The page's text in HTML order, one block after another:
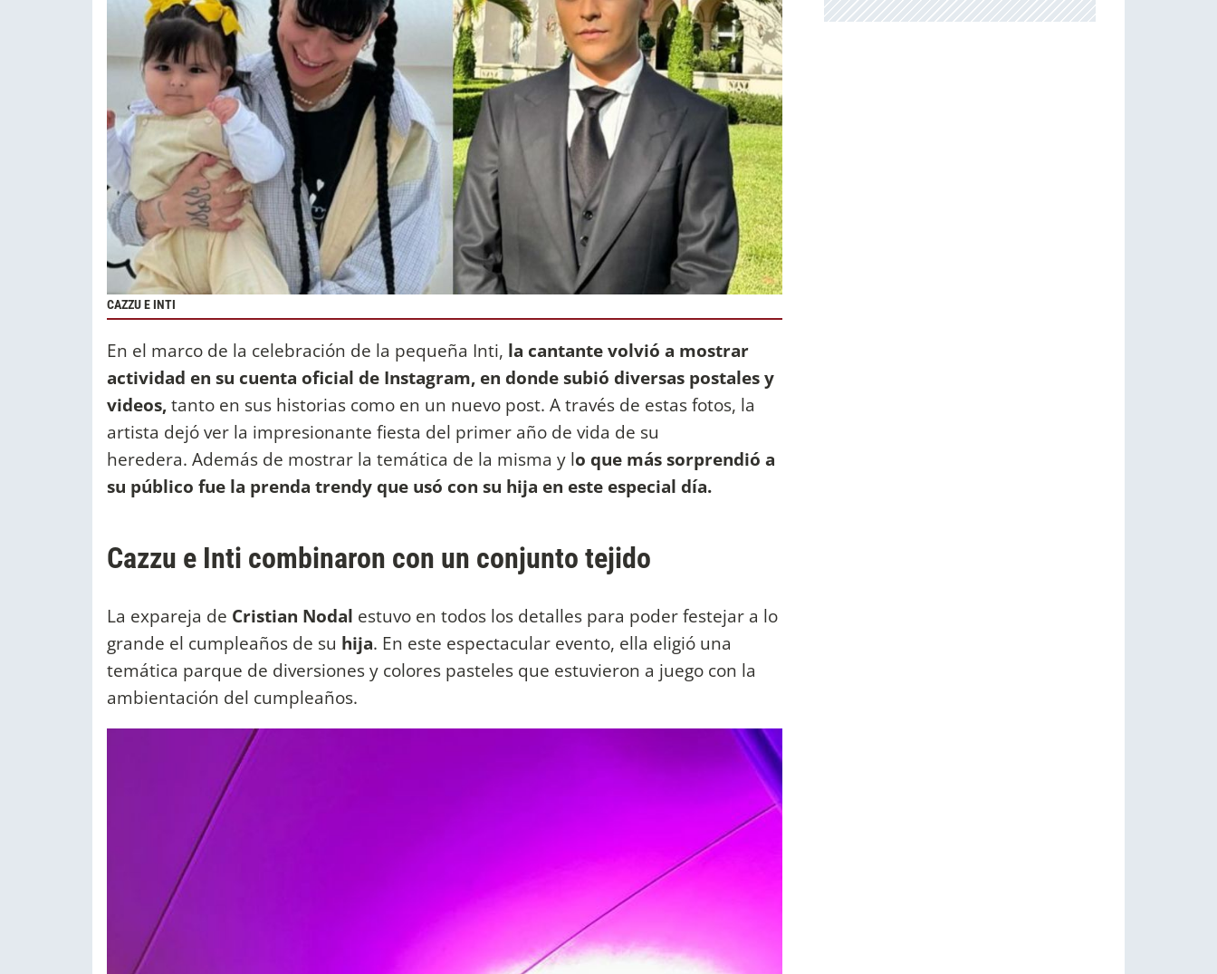
CAZZU E INTI
En el marco de la celebración de la pequeña Inti, la cantante volvió a mostrar
actividad en su cuenta oficial de Instagram, en donde subió diversas postales y
videos,tanto en sus historias como en un nuevo post. A través de estas fotos, la
artista dejó ver la impresionante fiesta del primer año de vida de su
heredera. Además de mostrar la temática de la misma y lo que más sorprendió a
su público fue la prenda trendy que usó con su hija en este especial día.
Cazzu e Inti combinaron con un conjunto tejido
La expareja de Cristian Nodal estuvo en todos los detalles para poder festejar a lo
grande el cumpleaños de su hija. En este espectacular evento, ella eligió una
temática parque de diversiones y colores pasteles que estuvieron a juego con la
ambientación del cumpleaños.